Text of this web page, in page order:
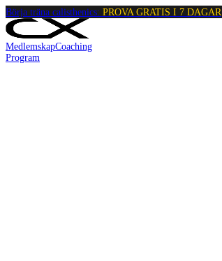
Börja träna calisthenics: PROVA GRATIS I 7 DAGAR
MedlemskapCoaching
Program